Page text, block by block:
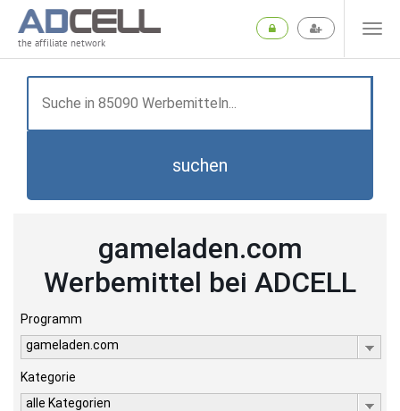
the affiliate network
suchen
gameladen.com
Werbemittel bei ADCELL
Programm
gameladen.com
Kategorie
alle Kategorien